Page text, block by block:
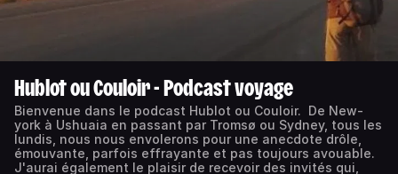
Hublot ou Couloir - Podcast voyage
Bienvenue dans le podcast Hublot ou Couloir. De New-
york à Ushuaia en passant par Tromsø ou Sydney, tous les
lundis, nous nous envolerons pour une anecdote drôle,
émouvante, parfois effrayante et pas toujours avouable.
J'aurai également le plaisir de recevoir des invités qui,